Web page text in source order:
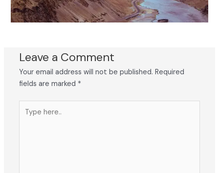
Leave a Comment
Your email address will not be published. Required
fields are marked *
here..